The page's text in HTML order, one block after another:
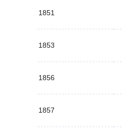
1851
1853
1856
1857